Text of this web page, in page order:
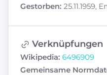
Gestorben: 25.11.1959,
Verknüpfungen
Wikipedia: 6496909
Gemeinsame